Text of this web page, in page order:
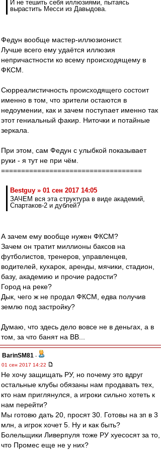
И не тешить себя иллюзиями, пытаясь
вырастить Месси из Давыдова.
Федун вообще мастер-иллюзионист.
Лучше всего ему удаётся иллюзия
непричастности ко всему происходящему в
ФКСМ.
Сюрреалистичность происходящего состоит
именно в том, что зрители остаются в
недоумении, как и зачем поступает именно так
этот гениальный факир. Ниточки и потайные
зеркала.
При этом, сам Федун с улыбкой показывает
руки - я тут не при чём.
===================================
Bestguy » 01 сен 2017 14:05
ЗАЧЕМ вся эта структура в виде академий,
Спартаков-2 и дублей?
А зачем ему вообще нужен ФКСМ?
Зачем он тратит миллионы баксов на
футболистов, тренеров, управленцев,
водителей, кухарок, аренды, мячики, стадион,
базу, академию и прочие радости?
Город на реке?
Дык, чего ж не продал ФКСМ, едва получив
землю под застройку?
Думаю, что здесь дело вовсе не в деньгах, а в
том, за что банят на ВВ...
BarinSM81 -
01 сен 2017 14:22
Не хочу защищать РУ, но почему это вдруг
остальные клубы обязаны нам продавать тех,
кто нам приглянулся, а игроки сильно хотеть к
нам перейти?
Мы готовю дать 20, просят 30. Готовы на зп в 3
млн, а игрок хочет 5. Ну и как быть?
Болельщики Ливерпуля тоже РУ хуесосят за то,
что Промес еще не у них?